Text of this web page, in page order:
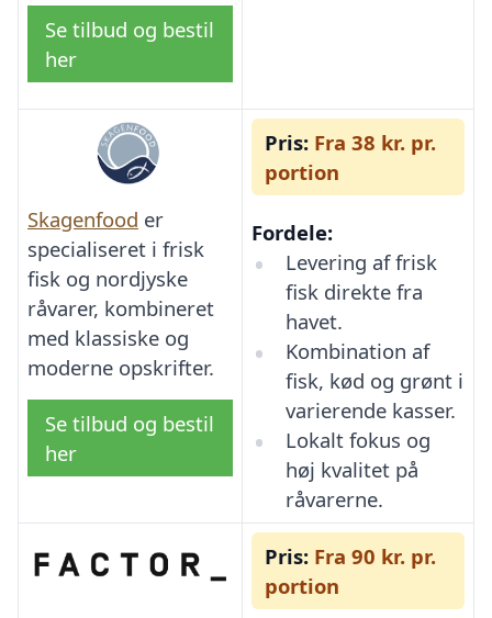
Se tilbud og bestil
her
Skagenfood er
specialiseret i frisk
fisk og nordjyske
råvarer, kombineret
med klassiske og
moderne opskrifter.
Se tilbud og bestil
her
Pris: Fra 38 kr. pr.
portion
Fordele:
Levering af frisk
fisk direkte fra
havet.
Kombination af
fisk, kød og grønt i
varierende kasser.
Lokalt fokus og
høj kvalitet på
råvarerne.
Pris: Fra 90 kr. pr.
portion